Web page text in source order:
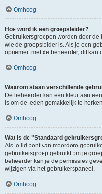
Omhoog
Hoe word ik een groepsleider?
Gebruikersgroepen worden door de
wie de groepsleider is. Als je een
opnemen met de beheerder, dit kan
Omhoog
Waarom staan verschillende
De beheerder kan een kleur aan
is om de leden gemakkelijk te
Omhoog
Wat is de "Standaard
Als je lid bent van meerdere
gebruikersgroep gebruikt om je
beheerder kan je de permissies
wijzigen via het gebruikerspaneel.
Omhoog